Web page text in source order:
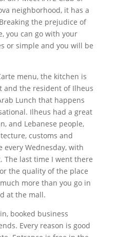
neighborhood, it has a
the prejudice of
you can go with your
or simple and you will be
menu, the kitchen is
and the resident of Ilheus
Lunch that happens
Ilheus had a great
and Lebanese people,
customs and
every Wednesday, with
The last time I went there
the quality of the place
more than you go in
at the mall.
booked business
Every reason is good